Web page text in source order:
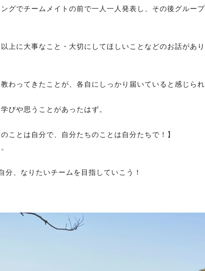
グでチームメイトの前で一人一人発表し、その後グループ
上に大事なこと・大切にしてほしいことなどのお話があり
わってきたことが、各自にしっかり届いていると感じられ
びや思うことがあったはず。
のことは自分で、自分たちのことは自分たちで！】
、なりたいチームを目指していこう！